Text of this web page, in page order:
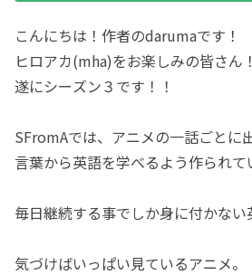
こんにちは！作者のdarumaです！
ヒロアカ(mha)をお楽しみの皆さん！
遂にシーズン３です！！
SFromAでは、アニメの一話ごとに
言葉から英語を学べるよう作られて
毎日継続する事でしか身に付かない
気づけばいっぱい見ているアニメ。